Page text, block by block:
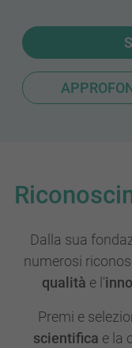
Dalla sua
numerosi
qualità e l'
Premi e
scientifica e la